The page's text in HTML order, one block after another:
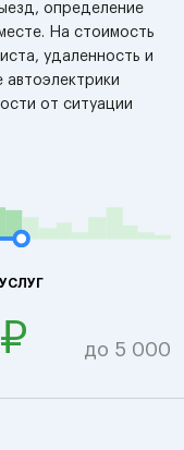
определение
На стоимость
удаленность и
от ситуации
до 5 000